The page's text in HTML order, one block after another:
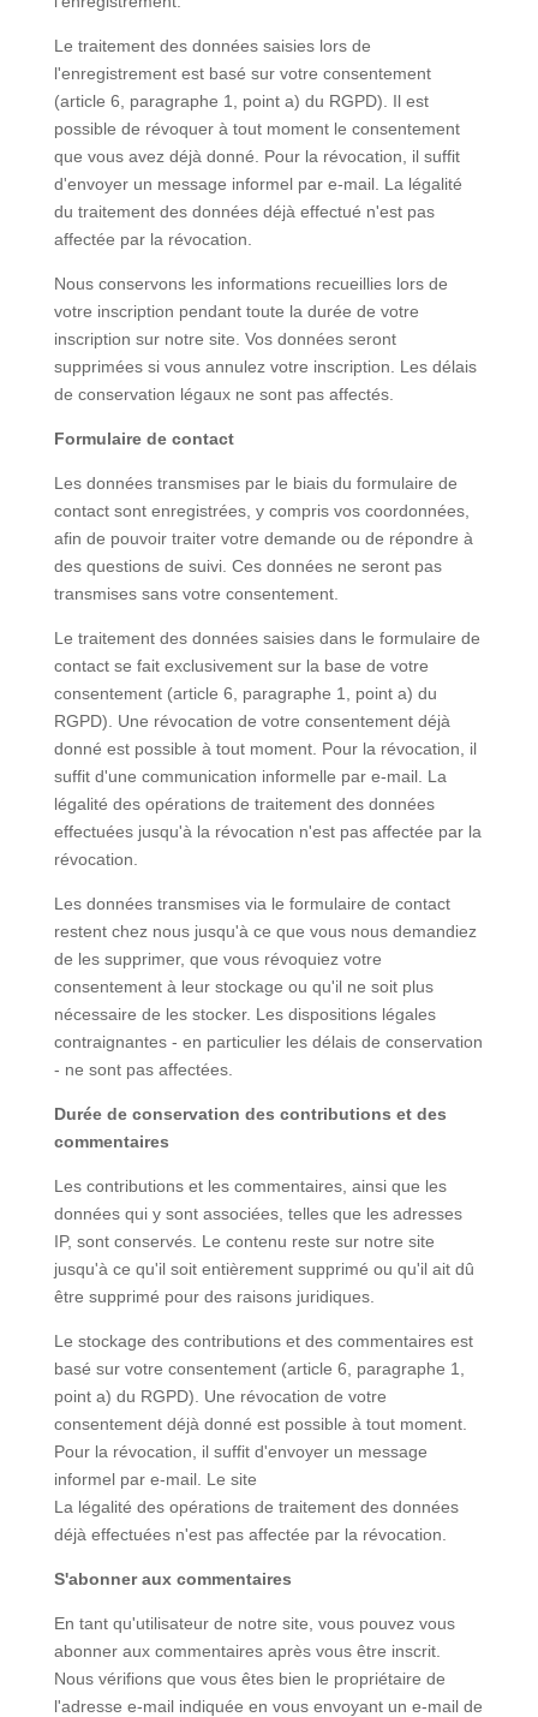
Le traitement des données saisies lors de
l'enregistrement est basé sur votre consentement
(article 6, paragraphe 1, point a) du RGPD). Il est
possible de révoquer à tout moment le consentement
que vous avez déjà donné. Pour la révocation, il suffit
d'envoyer un message informel par e-mail. La légalité
du traitement des données déjà effectué n'est pas
affectée par la révocation.
Nous conservons les informations recueillies lors de
votre inscription pendant toute la durée de votre
inscription sur notre site. Vos données seront
supprimées si vous annulez votre inscription. Les délais
de conservation légaux ne sont pas affectés.
Formulaire de contact
Les données transmises par le biais du formulaire de
contact sont enregistrées, y compris vos coordonnées,
afin de pouvoir traiter votre demande ou de répondre à
des questions de suivi. Ces données ne seront pas
transmises sans votre consentement.
Le traitement des données saisies dans le formulaire de
contact se fait exclusivement sur la base de votre
consentement (article 6, paragraphe 1, point a) du
RGPD). Une révocation de votre consentement déjà
donné est possible à tout moment. Pour la révocation, il
suffit d'une communication informelle par e-mail. La
légalité des opérations de traitement des données
effectuées jusqu'à la révocation n'est pas affectée par la
révocation.
Les données transmises via le formulaire de contact
restent chez nous jusqu'à ce que vous nous demandiez
de les supprimer, que vous révoquiez votre
consentement à leur stockage ou qu'il ne soit plus
nécessaire de les stocker. Les dispositions légales
contraignantes - en particulier les délais de conservation
- ne sont pas affectées.
Durée de conservation des contributions et des
commentaires
Les contributions et les commentaires, ainsi que les
données qui y sont associées, telles que les adresses
IP, sont conservés. Le contenu reste sur notre site
jusqu'à ce qu'il soit entièrement supprimé ou qu'il ait dû
être supprimé pour des raisons juridiques.
Le stockage des contributions et des commentaires est
basé sur votre consentement (article 6, paragraphe 1,
point a) du RGPD). Une révocation de votre
consentement déjà donné est possible à tout moment.
Pour la révocation, il suffit d'envoyer un message
informel par e-mail. Le site
La légalité des opérations de traitement des données
déjà effectuées n'est pas affectée par la révocation.
S'abonner aux commentaires
En tant qu'utilisateur de notre site, vous pouvez vous
abonner aux commentaires après vous être inscrit.
Nous vérifions que vous êtes bien le propriétaire de
l'adresse e-mail indiquée en vous envoyant un e-mail de